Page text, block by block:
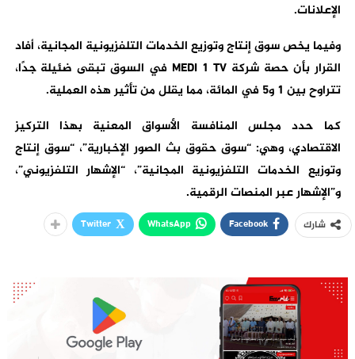
الإعلانات.
وفيما يخص سوق إنتاج وتوزيع الخدمات التلفزيونية المجانية، أفاد
القرار بأن حصة شركة MEDI 1 TV في السوق تبقى ضئيلة جدًا،
تتراوح بين 1 و5 في المائة، مما يقلل من تأثير هذه العملية.
كما حدد مجلس المنافسة الأسواق المعنية بهذا التركيز
الاقتصادي، وهي: “سوق حقوق بث الصور الإخبارية”، “سوق إنتاج
وتوزيع الخدمات التلفزيونية المجانية”، “الإشهار التلفزيوني”،
و”الإشهار عبر المنصات الرقمية.
شارك Facebook
WhatsApp
Twitter